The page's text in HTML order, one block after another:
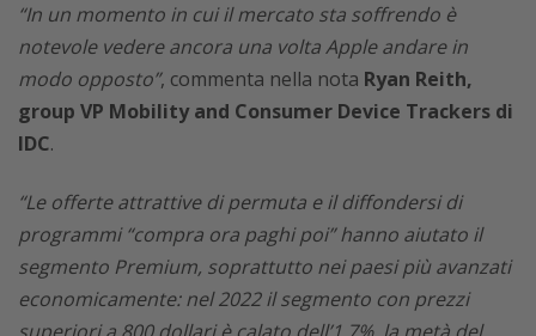
“In un momento in cui il mercato sta soffrendo è
notevole vedere ancora una volta Apple andare in
modo opposto”, commenta nella nota Ryan Reith,
group VP Mobility and Consumer Device Trackers di
IDC.
“Le offerte attrattive di permuta e il diffondersi di
programmi “compra ora paghi poi” hanno aiutato il
segmento Premium, soprattutto nei paesi più avanzati
economicamente: nel 2022 il segmento con prezzi